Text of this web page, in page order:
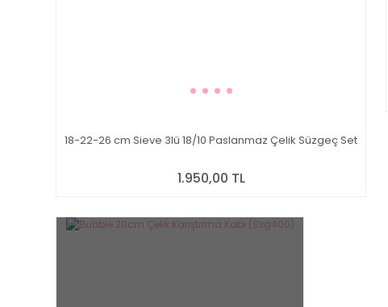
18-22-26 cm Sieve 3lü 18/10 Paslanmaz Çelik Süzgeç Set
1.950,00 TL